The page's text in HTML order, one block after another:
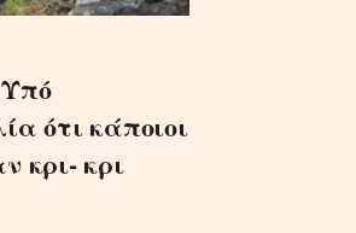
ότι κάποιοι
κρι- κρι